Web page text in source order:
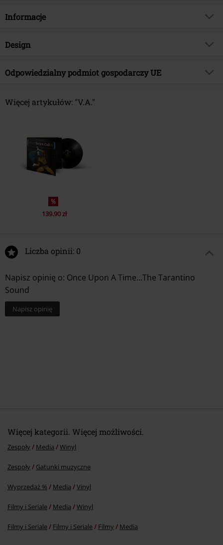
Informacje
Numer artykułu
Kategoria produktu
Design
Rodzaj artykułu
Odpowiedzialny podmiot gospodarczy UE
Neumühlen 17
Więcej artykułów: "V.A."
%
139.90 zł
Liczba opinii: 0
Napisz opinię o: Once Upon A Time...The Tarantino
Sound
Napisz opinię
Więcej kategorii. Więcej możliwości.
Zespoły Media Winyl
Zespoły Gatunki muzyczne
Wyprzedaż % Media Vinyl
Filmy i Seriale Media Winyl
Filmy i Seriale Filmy i Seriale Filmy Media